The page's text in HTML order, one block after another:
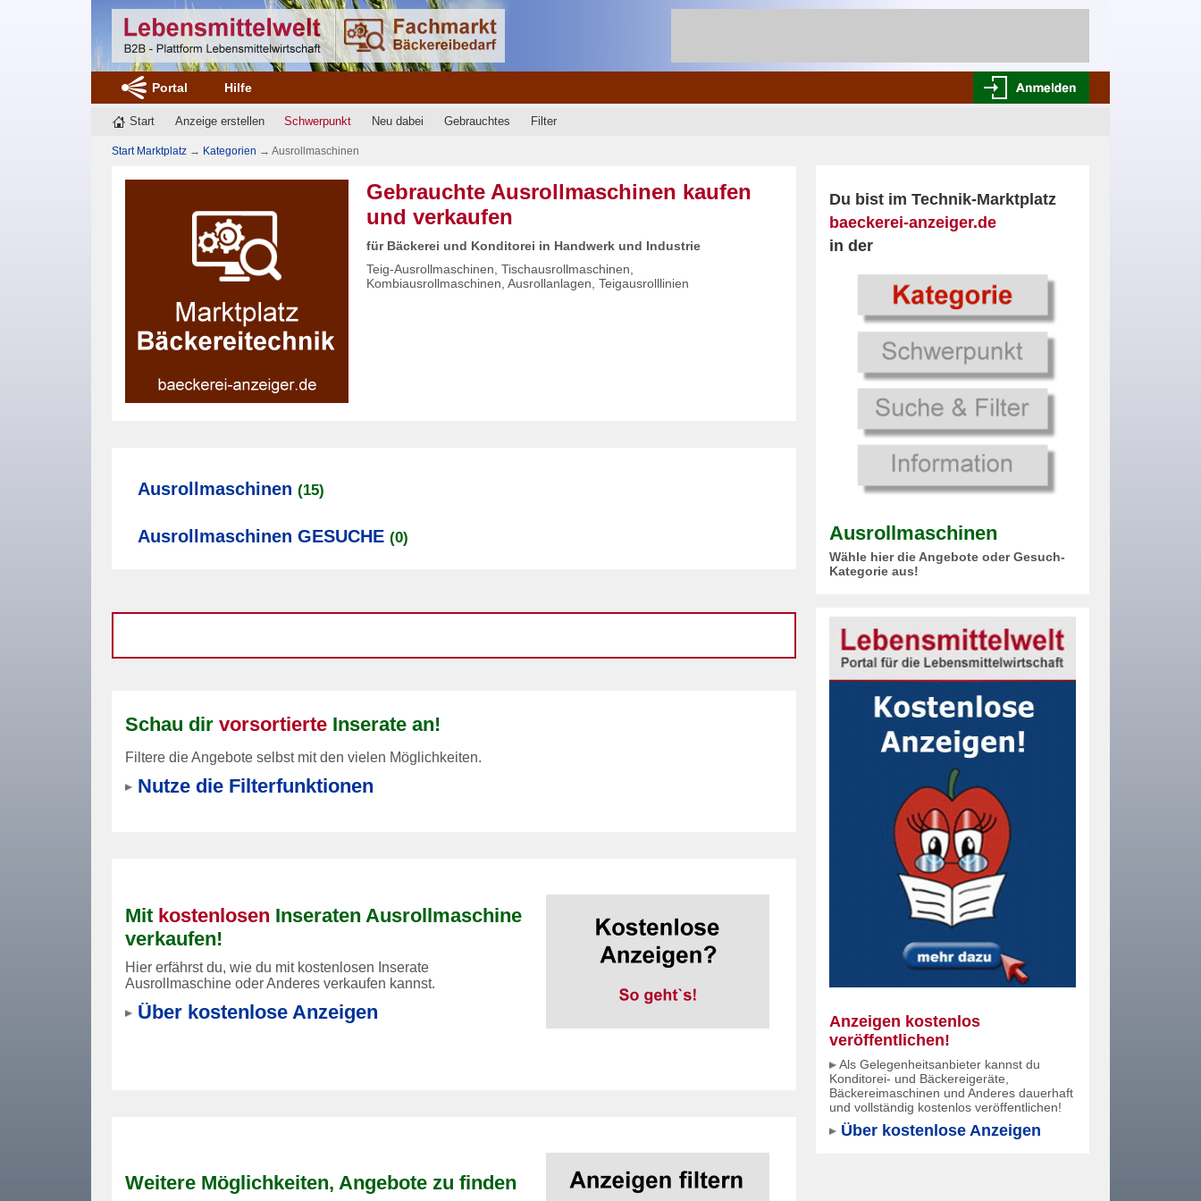
Portal Hilfe
Start Anzeige erstellen Schwerpunkt Neu dabei Gebrauchtes Filter
Du bist im Technik-Marktplatz
baeckerei-anzeiger.de
in der
Ausrollmaschinen
Wähle hier die Angebote oder Gesuch-
Kategorie aus!
Anzeigen kostenlos
veröffentlichen!
Als Gelegenheitsanbieter kannst du
Konditorei- und Bäckereigeräte,
Bäckereimaschinen und Anderes dauerhaft
und vollständig kostenlos veröffentlichen!
Über kostenlose Anzeigen
Start Marktplatz → Kategorien → Ausrollmaschinen
Gebrauchte Ausrollmaschinen kaufen
und verkaufen
für Bäckerei und Konditorei in Handwerk und Industrie
Teig-Ausrollmaschinen, Tischausrollmaschinen,
Kombiausrollmaschinen, Ausrollanlagen, Teigausrolllinien
Ausrollmaschinen (15)
Ausrollmaschinen GESUCHE (0)
Schau dir vorsortierteInserate an!
Filtere die Angebote selbst mit den vielen Möglichkeiten.
Nutze die Filterfunktionen
Mit kostenlosen Inseraten Ausrollmaschine
verkaufen!
Hier erfährst du, wie du mit kostenlosen Inserate
Ausrollmaschine oder Anderes verkaufen kannst.
Über kostenlose Anzeigen
Weitere Möglichkeiten, Angebote zu finden